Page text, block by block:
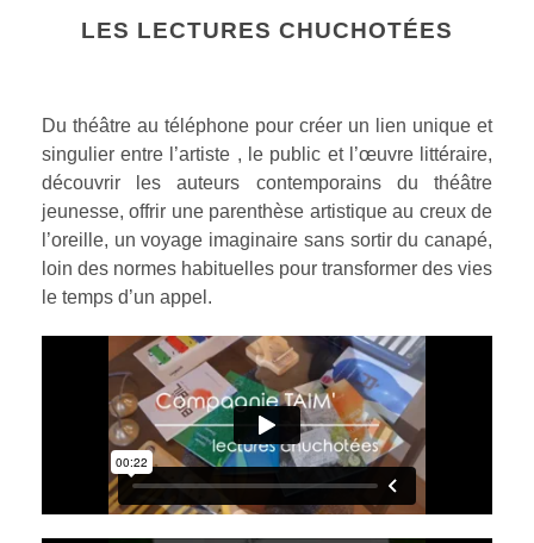
LES LECTURES CHUCHOTÉES
Du théâtre au téléphone pour créer un lien unique et
singulier entre l’artiste , le public et l’œuvre littéraire,
découvrir les auteurs contemporains du théâtre
jeunesse, offrir une parenthèse artistique au creux de
l’oreille, un voyage imaginaire sans sortir du canapé,
loin des normes habituelles pour transformer des vies
le temps d’un appel.